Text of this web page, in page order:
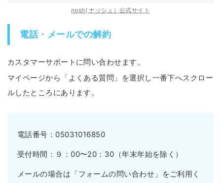
nosh( ナッシュ）公式サイト
電話・メールでの解約
カスタマーサポートに問い合わせます。
マイページから「よくある質問」を選択し一番下へスクロー
ルしたところにあります。
電話番号：05031016850
受付時間：９：00〜20：30（年末年始を除く）
メールの場合は「フォームの問い合わせ」をご利用く